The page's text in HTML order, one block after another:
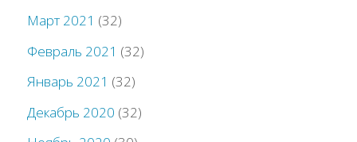
Март 2021 (32)
Февраль 2021 (32)
Январь 2021 (32)
Декабрь 2020 (32)